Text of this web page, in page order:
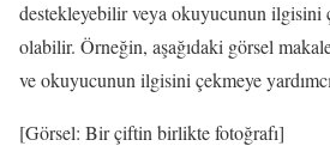
destekleyebilir veya okuyucunun ilgisini
olabilir. Örneğin, aşağıdaki görsel
ve okuyucunun ilgisini çekmeye
[Görsel: Bir çiftin birlikte fotoğrafı]